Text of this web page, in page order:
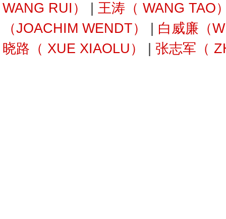
WANG RUI）
王涛（ WANG TAO
（JOACHIM WENDT）
白威廉（
晓路（ XUE XIAOLU）
张志军（